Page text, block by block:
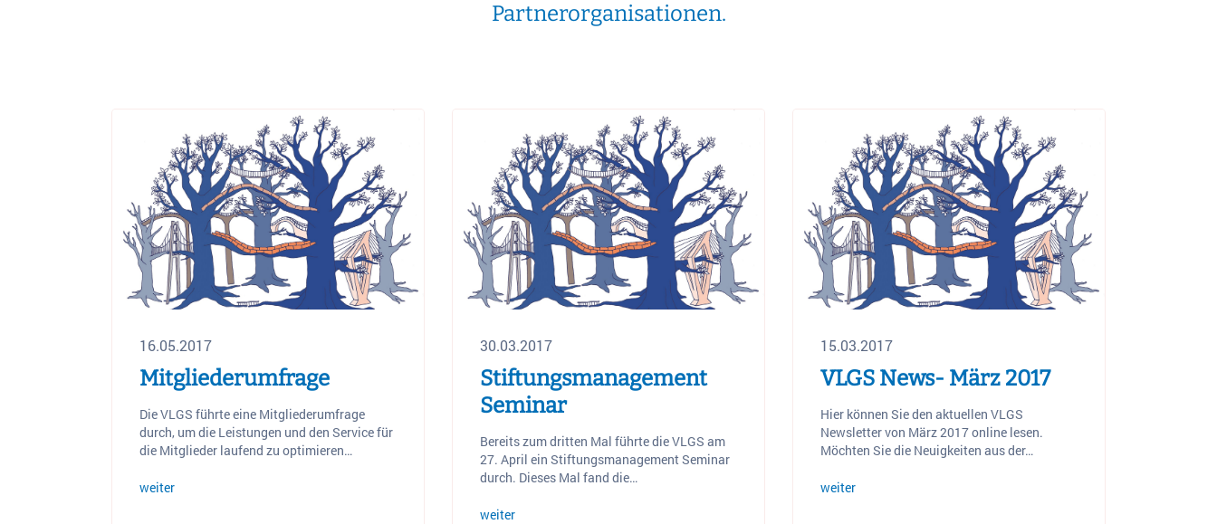
Partnerorganisationen.
16.05.2017
Mitgliederumfrage
Die VLGS führte eine Mitgliederumfrage
durch, um die Leistungen und den Service für
die Mitglieder laufend zu optimieren…
weiter
30.03.2017
Stiftungsmanagement
Seminar
Bereits zum dritten Mal führte die VLGS am
27. April ein Stiftungsmanagement Seminar
durch. Dieses Mal fand die…
weiter
15.03.2017
VLGS News- März 2017
Hier können Sie den aktuellen VLGS
Newsletter von März 2017 online lesen.
Möchten Sie die Neuigkeiten aus der…
weiter